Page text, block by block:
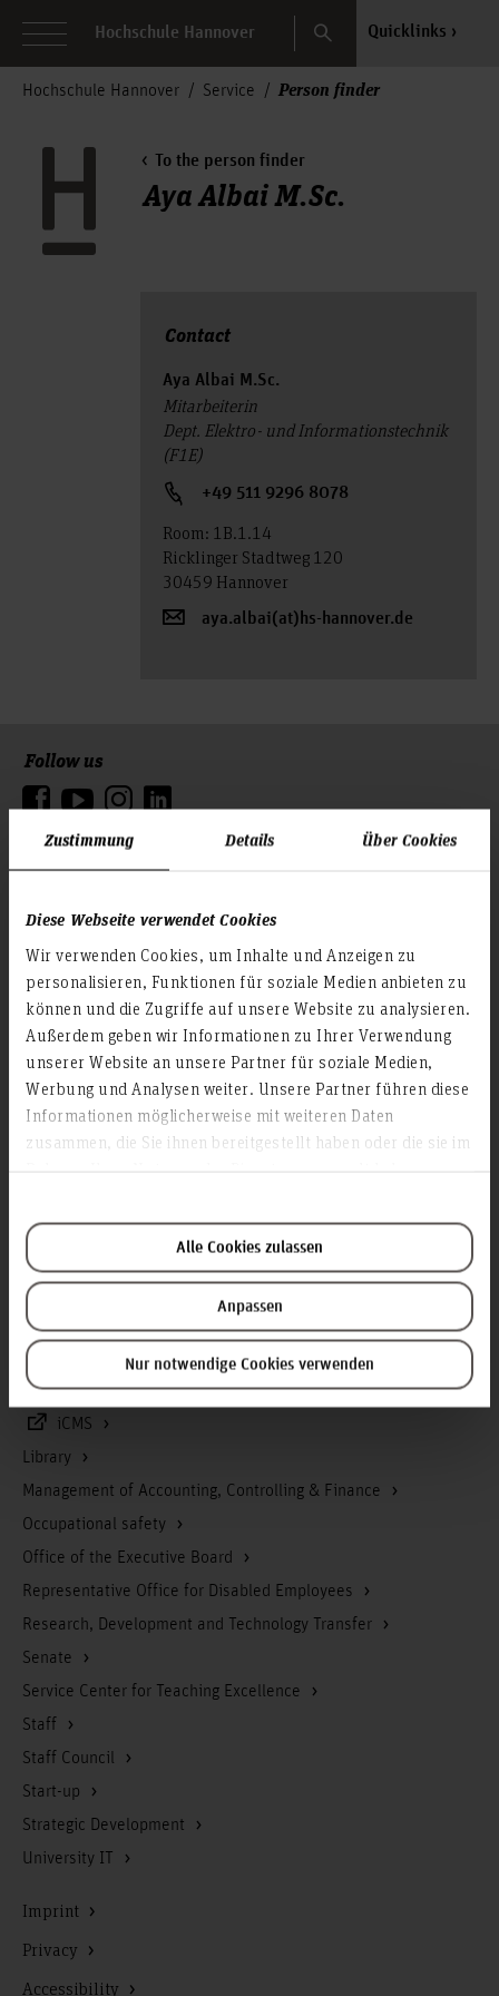
Zustimmung Details Über Cookies
Diese Webseite verwendet Cookies
Wir verwenden Cookies, um Inhalte und Anzeigen zu
personalisieren, Funktionen für soziale Medien anbieten zu
können und die Zugriffe auf unsere Website zu analysieren.
Außerdem geben wir Informationen zu Ihrer Verwendung
unserer Website an unsere Partner für soziale Medien,
Werbung und Analysen weiter. Unsere Partner führen diese
Informationen möglicherweise mit weiteren Daten
zusammen, die Sie ihnen bereitgestellt haben oder die sie im
Alle Cookies zulassen
Anpassen
Nur notwendige Cookies verwenden
Hochschule Hannover Search Quicklinks
Hochschule Hannover Service Person finder
To the person finder
Aya Albai M.Sc.
Contact
Aya Albai M.Sc.
Mitarbeiterin
Dept. Elektro- und Informationstechnik
(F1E)
+49 511 9296 8078
Room: 1B.1.14
Ricklinger Stadtweg 120
30459 Hannover
aya.albai(at)hs-hannover.de
Info about the university
Homepage of the Hochschule Hannover
Press
Search for persons
Career
Follow us
Service & Organisation
Academic Affairs
Communications and Marketing
Continuing education
Data protection
Executive Board
Facility management
Gender equality
iCMS
Library
Management of Accounting, Controlling & Finance
Occupational safety
Office of the Executive Board
Representative Office for Disabled Employees
Research, Development and Technology Transfer
Senate
Service Center for Teaching Excellence
Staff
Staff Council
Start-up
Strategic Development
University IT
Imprint
Privacy
Accessibility